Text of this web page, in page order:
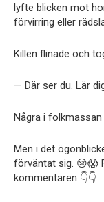
lyfte blicken mot
förvirring eller
Killen flinade och
— Där ser du. Lär
Några i
Men i det
förväntat sig. 😢😱
kommentaren 👇👇